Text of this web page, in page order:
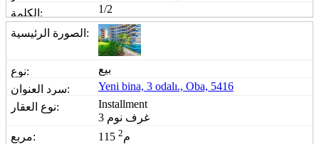
1/2
بيع
Yeni bina, 3 odalı., Oba, 5416
Installment
3 غرف نوم
115 م2